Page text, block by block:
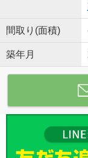
間取り(面積)
築年月